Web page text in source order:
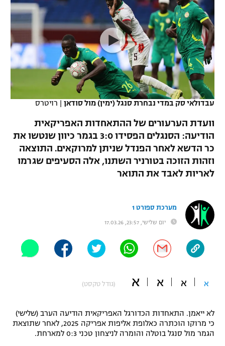
VOD
רץ ברשת
תוצאות
לוח שידורים
ברחבה
"מעל הליגה" – פודקאסט
"מחצית בשכונה" – פודקאסט
תקנון עבור פעילות אלקטרה
טניס
נבחרת ישראל
מכבי חיפה
בית"ר ירושלים
מכבי תל אביב
הפועל תל אביב
הפועל חיפה
הפועל באר שבע
בני יהודה
ליגה ספרדית
ליגה איטלקית
ליגה צרפתית
ליגה הולנדית
ליגה טורקית
ליגה ברזילאית
כדורסל נשים
מכבי תל אביב
הפועל חולון
הפועל ירושלים
דני אבדיה
יורוליג
יורוקאפ
טניס
כדוריד
כדורעף
שחייה
ג'ודו
אגרוף
ספורט אולימפי
היאבקות WWE
אופניים
פוטבול אמריקאי NFL
עבדולאי סק במדי נבחרת סנגל (ימין) מול סודאן | רויטרס
וועדת הערעורים של ההתאחדות האפריקאית
הודיעה: הסנגלים הפסידו 3:0 בגמר כיוון שנטשו את
כר הדשא לאחר הפנדל שניתן למרוקאים. התוצאה
וזהות הזוכה בטורניר השתנו, אלה הסעיפים שגרמו
לאריות לאבד את התואר
מערכת ספורט 1
יום שלישי, 23:57, 17.03.26
א א א א (גודל טקסט)
לא ייאמן. התאחדות הכדורגל האפריקאית הודיעה הערב (שלישי)
כי מרוקו הוכתרה כאלופת אליפות אפריקה 2025, לאחר שתוצאת
הגמר מול סנגל בוטלה והומרה לניצחון טכני 0:3 למארחת.